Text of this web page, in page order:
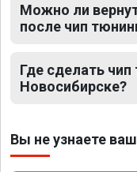
Можно ли
после чип
Где сделать
Новосибирске?
Вы не узнаете